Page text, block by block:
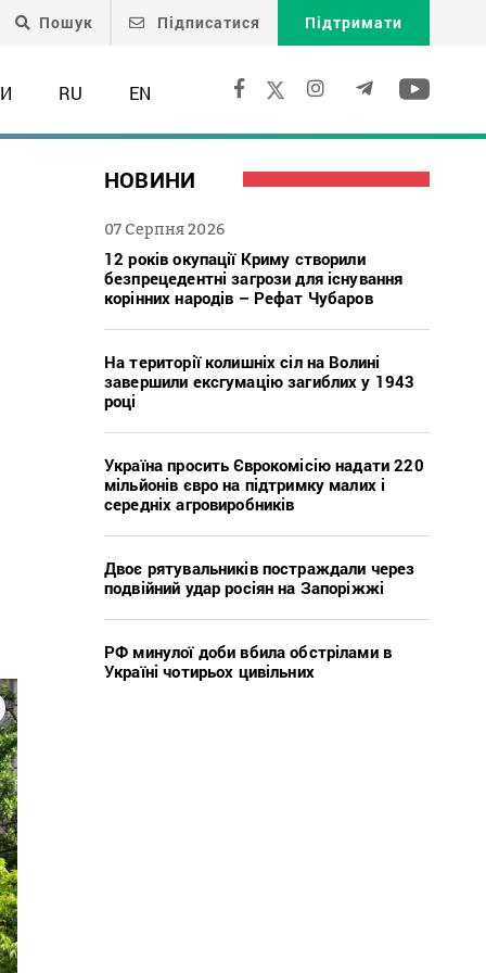
Пошук Підписатися Підтримати
RU EN
НОВИНИ
07 Серпня 2026
12 років окупації Криму створили
безпрецедентні загрози для існування
корінних народів – Рефат Чубаров
На території колишніх сіл на Волині
завершили ексгумацію загиблих у 1943
році
Україна просить Єврокомісію надати 220
мільйонів євро на підтримку малих і
середніх агровиробників
Двоє рятувальників постраждали через
подвійний удар росіян на Запоріжжі
РФ минулої доби вбила обстрілами в
Україні чотирьох цивільних